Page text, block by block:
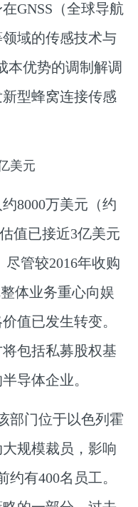
GNSS（全球导航
域的传感技术与
本优势的调制解调
型蜂窝连接传感
美元
8000万美元（约
值已接近3亿美元
尽管较2016年收购
体业务重心向娱
值已发生转变。
包括私募股权基
导体企业。
部门位于以色列霍
规模裁员，影响
约有400名员工。